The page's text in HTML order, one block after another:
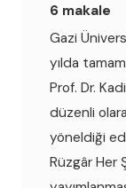
6 makale
Gazi
yılda
Prof. Dr.
düzenli
yöneldiği
Rüzgâr Her